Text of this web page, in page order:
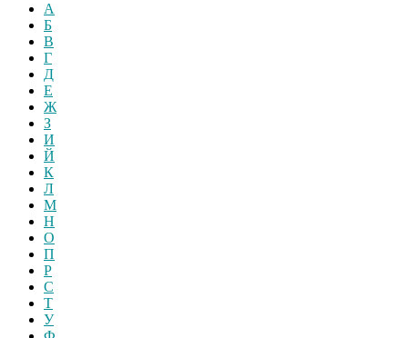
А
Б
В
Г
Д
Е
Ж
З
И
Й
К
Л
М
Н
О
П
Р
С
Т
У